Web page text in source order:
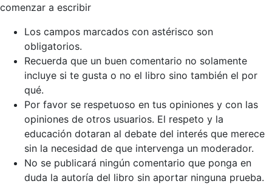
comenzar a escribir
Los campos marcados con astérisco son
obligatorios.
Recuerda que un buen comentario no solamente
incluye si te gusta o no el libro sino también el por
qué.
Por favor se respetuoso en tus opiniones y con las
opiniones de otros usuarios. El respeto y la
educación dotaran al debate del interés que merece
sin la necesidad de que intervenga un moderador.
No se publicará ningún comentario que ponga en
duda la autoría del libro sin aportar ninguna prueba.